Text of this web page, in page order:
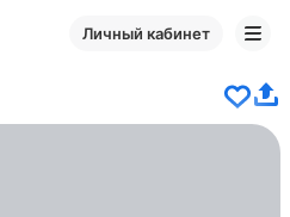
Личный кабинет